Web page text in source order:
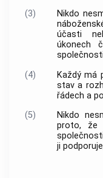
(3)
Nikdo
účasti
úkonech
společnosti
(4)
Každý má
stav a
řádech a
(5)
Nikdo
proto,
společnosti
ji